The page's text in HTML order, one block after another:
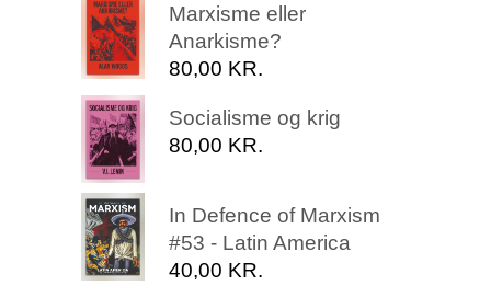
Marxisme eller
Anarkisme?
80,00 KR.
Socialisme og krig
80,00 KR.
In Defence of Marxism
#53 - Latin America
40,00 KR.